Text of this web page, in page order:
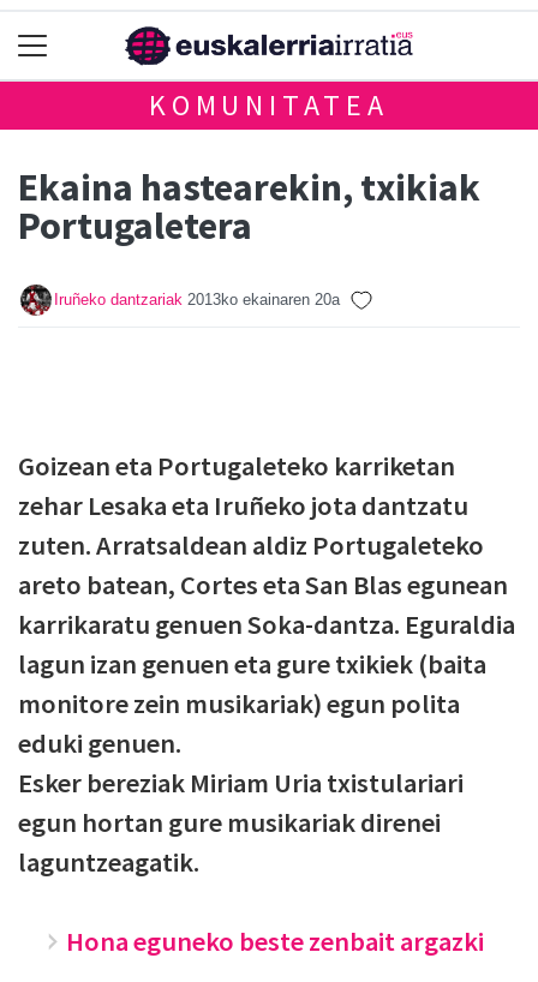
KOMUNITATEA
Ekaina hastearekin, txikiak
Portugaletera
Iruñeko dantzariak 2013ko ekainaren 20a
Goizean eta Portugaleteko karriketan
zehar Lesaka eta Iruñeko jota dantzatu
zuten. Arratsaldean aldiz Portugaleteko
areto batean, Cortes eta San Blas egunean
karrikaratu genuen Soka-dantza. Eguraldia
lagun izan genuen eta gure txikiek (baita
monitore zein musikariak) egun polita
eduki genuen.
Esker bereziak Miriam Uria txistulariari
egun hortan gure musikariak direnei
laguntzeagatik.
Hona eguneko beste zenbait argazki